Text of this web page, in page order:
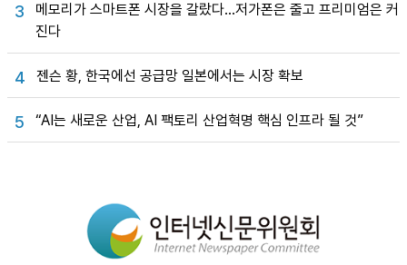
3
메모리가 스마트폰 시장을 갈랐다…저가폰은 줄고 프리미엄은 커
진다
4 젠슨 황, 한국에선 공급망 일본에서는 시장 확보
5 “AI는 새로운 산업, AI 팩토리 산업혁명 핵심 인프라 될 것”